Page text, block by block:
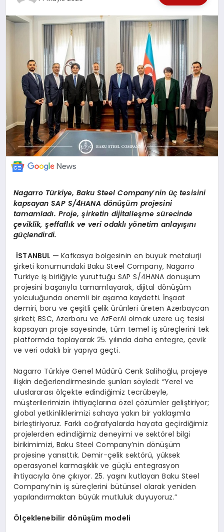
EĞİTİM
Nagarro Türkiye, Baku Steel Company’nin üç tesisini
kapsayan SAP S/4HANA dönüşüm projesini
tamamladı. Proje, şirketin dijitalleşme sürecinde
çeviklik, şeffaflık ve veri odaklı yönetim anlayışını
güçlendirdi.
İSTANBUL —Kafkasya bölgesinin en büyük metalurji
şirketi konumundaki Baku Steel Company, Nagarro
Türkiye iş birliğiyle yürüttüğü SAP S/4HANA dönüşüm
projesini başarıyla tamamlayarak, dijital dönüşüm
yolculuğunda önemli bir aşama kaydetti. İnşaat
demiri, boru ve çeşitli çelik ürünleri üreten Azerbaycan
şirketi; BSC, Azerboru ve AzFerAl olmak üzere üç tesisi
kapsayan proje sayesinde, tüm temel iş süreçlerini tek
platformda toplayarak 25. yılında daha entegre, çevik
ve veri odaklı bir yapıya geçti.
Nagarro Türkiye Genel Müdürü Cenk Salihoğlu, projeye
ilişkin değerlendirmesinde şunları söyledi: “Yerel ve
uluslararası ölçekte edindiğimiz tecrübeyle,
müşterilerimizin ihtiyaçlarına özel çözümler geliştiriyor;
global yetkinliklerimizi sahaya yakın bir yaklaşımla
birleştiriyoruz. Farklı coğrafyalarda hayata geçirdiğimiz
projelerden edindiğimiz deneyimi ve sektörel bilgi
birikimimizi, Baku Steel Company’nin dönüşüm
projesine yansıttık. Demir-çelik sektörü, yüksek
operasyonel karmaşıklık ve güçlü entegrasyon
ihtiyacıyla öne çıkıyor. 25. yaşını kutlayan Baku Steel
Company’nin iş süreçlerini bütünsel olarak yeniden
yapılandırmaktan büyük mutluluk duyuyoruz.”
Ölçeklenebilir dönüşüm modeli